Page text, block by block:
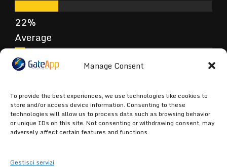
Manage Consent
To provide the best experiences, we use technologies like cookies to
store and/or access device information. Consenting to these
technologies will allow us to process data such as browsing behavior
or unique IDs on this site. Not consenting or withdrawing consent, may
adversely affect certain features and functions.
Gestisci servizi
Average
Terrible